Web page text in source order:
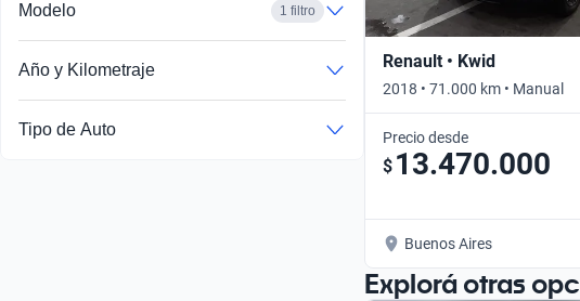
Modelo 1 filtro
Año y Kilometraje
Tipo de Auto
Renault • Kwid
2018 • 71.000 km • Manual
Precio desde
$ 13.470.000
Buenos Aires
Explorá otras